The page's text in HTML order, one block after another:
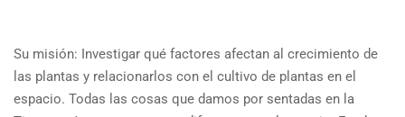
Su misión: Investigar qué factores afectan al crecimiento de
las plantas y relacionarlos con el cultivo de plantas en el
espacio. Todas las cosas que damos por sentadas en la